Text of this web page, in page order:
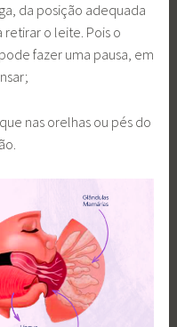
da posição adequada
o leite. Pois o
fazer uma pausa, em
nas orelhas ou pés do